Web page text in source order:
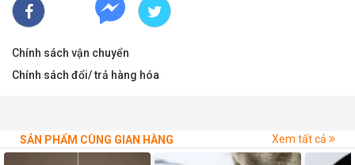
Chính sách vận chuyển
Chính sách đổi/ trả hàng hóa
SẢN PHẨM CÙNG GIAN HÀNG Xem tất cả